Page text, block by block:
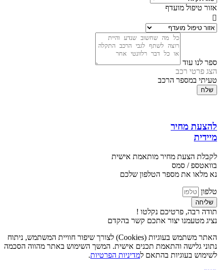
אזור טיפול מועדף
ספר לנו עוד
הצג פרטי רכב
טעיתי במספר הרכב
שלח
להצעת מחיר
מיידית
לקבלת הצעת מחיר מותאמת אישית
בוואטספ / סמס
נא מלאו את מספר הטלפון שלכם
טלפון
שליחה
תודה רבה, פרטיכם נקלטו !
נציג מטעמנו יצור אתכם קשר בהקדם
האתר משתמש בעוגיות (Cookies) לצורך שיפור חוויית המשתמש, ניתוח
נתוני גלישה והתאמת תכנים אישית. המשך השימוש באתר מהווה הסכמה
לשימוש בעוגיות בהתאם למדיניות הפרטיות.